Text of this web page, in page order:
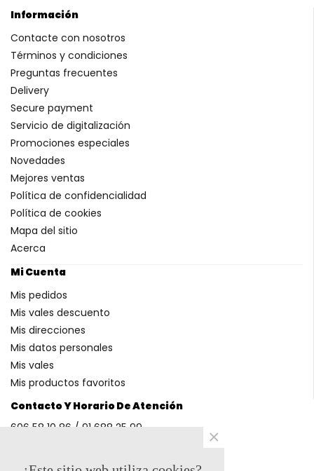
Contacto Y Horario De Atención
606 58 10 86 / 91 688 25 99
Información
Contacte con nosotros
Términos y condiciones
Preguntas frecuentes
Delivery
Secure payment
Servicio de digitalización
Promociones especiales
Novedades
Mejores ventas
Política de confidencialidad
Política de cookies
Mapa del sitio
Acerca
Mi Cuenta
Mis pedidos
Mis vales descuento
Mis direcciones
Mis datos personales
Mis vales
Mis productos favoritos
×